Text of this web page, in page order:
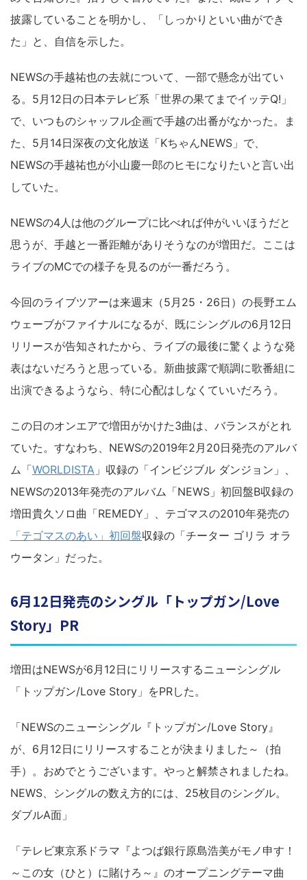
披露していることを明かし、「しっかりといい曲ができ
た」と、自信を示した。
NEWSの手越祐也の去就について、一部で懸念が出てい
る。5月12日の日本テレビ系「世界の果てまでイッテQ!」
で、いつものシャッフル企画で手越の出番がなかった。ま
た、5月14日深夜の文化放送「KちゃんNEWS」で、
NEWSの手越祐也が小山慶一郎のヒモになりたいと言い出
していた。
NEWSの4人は他のグループに比べれば仲がいいほうだと
思うが、手越と一番距離がありそうなのが増田だ。ここは
ライブのMCでの様子を見るのが一番だろう。
今回のライブツアーは来週末（5月25・26日）の長野エム
ウェーブがファイナルになるが、既にシングルの6月12日
リリースが告知されたから、ライブの最後に驚くような発
表はないだろうと思っている。新曲披露で順調に歌番組に
出演できるようなら、特に心配はしなくていいだろう。
この日のオンエアで増田がかけた3曲は、バランスがとれ
ていた。すなわち、NEWSの2019年2月20日発売のアルバ
ム「WORLDISTA 」収録の「インビジブル ダンジョン」、
NEWSの2013年発売のアルバム「NEWS」初回盤B収録の
増田貴久ソロ曲「REMEDY」、テゴマスの2010年発売の
「テゴマスのあい」初回盤収録の「チーター ゴリラ オラ
ウータン」だった。
6月12日発売のシングル「トップガン/Love
Story」PR
増田はNEWSが6月12日にリリースするニューシングル
「トップガン/Love Story」をPRした。
「NEWSのニューシングル『トップガン/Love Story』
が、6月12日にリリースすることが決まりました～（拍
手）。おめでとうございます。やっと解禁されましたね。
NEWS、シングルの数え方的には、25枚目のシングル。
ダブルA面」
「テレビ東京系ドラマ『よつば銀行原島浩美がモノ申す！
～この女（ひと）に賭けろ～』のオープニングテーマ曲